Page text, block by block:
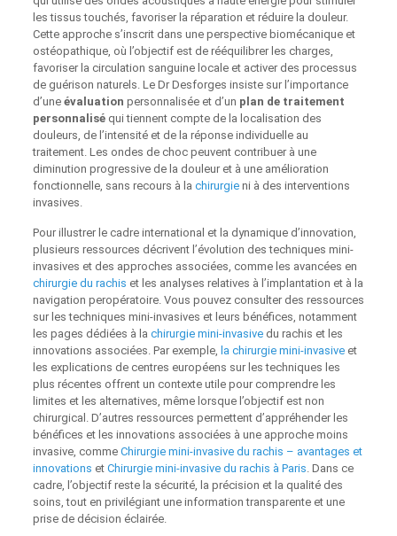
les tissus touchés, favoriser la réparation et réduire la douleur.
Cette approche s’inscrit dans une perspective biomécanique et
ostéopathique, où l’objectif est de rééquilibrer les charges,
favoriser la circulation sanguine locale et activer des processus
de guérison naturels. Le Dr Desforges insiste sur l’importance
d’une évaluation personnalisée et d’un plan de traitement
personnaliséqui tiennent compte de la localisation des
douleurs, de l’intensité et de la réponse individuelle au
traitement. Les ondes de choc peuvent contribuer à une
diminution progressive de la douleur et à une amélioration
fonctionnelle, sans recours à la chirurgieni à des interventions
invasives.
Pour illustrer le cadre international et la dynamique d’innovation,
plusieurs ressources décrivent l’évolution des techniques mini-
invasives et des approches associées, comme les avancées en
chirurgie du rachis et les analyses relatives à l’implantation et à la
navigation peropératoire. Vous pouvez consulter des ressources
sur les techniques mini-invasives et leurs bénéfices, notamment
les pages dédiées à la chirurgie mini-invasivedu rachis et les
innovations associées. Par exemple,
la chirurgie mini-invasiveet
les explications de centres européens sur les techniques les
plus récentes offrent un contexte utile pour comprendre les
limites et les alternatives, même lorsque l’objectif est non
chirurgical. D’autres ressources permettent d’appréhender les
bénéfices et les innovations associées à une approche moins
invasive, comme Chirurgie mini-invasive du rachis – avantages et
innovations et Chirurgie mini-invasive du rachis à Paris . Dans ce
cadre, l’objectif reste la sécurité, la précision et la qualité des
soins, tout en privilégiant une information transparente et une
prise de décision éclairée.